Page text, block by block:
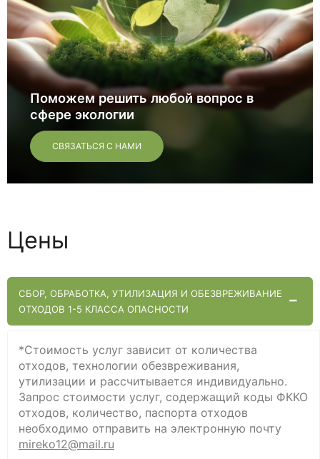
Поможем решить любой вопрос в
сфере экологии
СВЯЗАТЬСЯ С НАМИ
Цены
CБОР, ОБРАБОТКА, УТИЛИЗАЦИЯ И ОБЕЗВРЕЖИВАНИЕ
ОТХОДОВ 1-5 КЛАССА ОПАСНОСТИ
*Стоимость услуг зависит от количества
отходов, технологии обезвреживания,
утилизации и рассчитывается индивидуально.
Запрос стоимости услуг, содержащий коды ФККО
отходов, количество, паспорта отходов
необходимо отправить на электроннyю почту
mireko12@mail.ru